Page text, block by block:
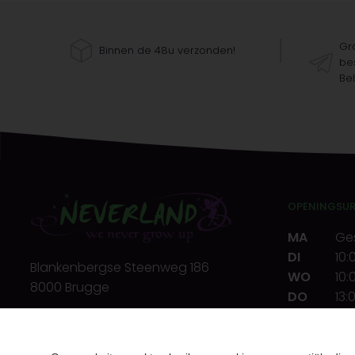
Binnen de 48u verzonden!
Blankenbergse Steenweg 186
8000 Brugge
MA
DI
WO
DO